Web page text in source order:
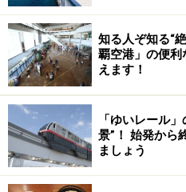
プロ野球のキャンプが各地
が、実はこの時期は雨がよ
と、雨の多い時期にわざわ
は、もったいないと感じます
どんよりと憂うつな天気が
ジメ湿っぽい。沖縄の2月は
ていい季節なのです。雨が
知る人ぞ知る“
覇空港」の便
えます！
「ゆいレール
景”！ 始発から
ましょう